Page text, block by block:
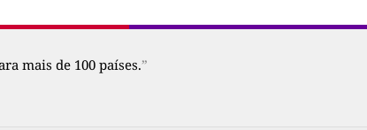
mais de 100 países.”